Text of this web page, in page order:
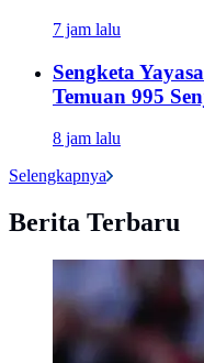
7 jam lalu
Sengketa
Temuan 995
8 jam lalu
Selengkapnya
Berita Terbaru